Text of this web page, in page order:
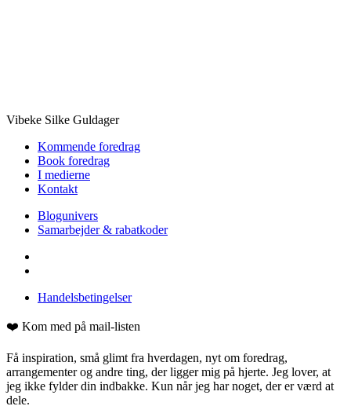
Vibeke Silke Guldager
Kommende foredrag
Book foredrag
I medierne
Kontakt
Blogunivers
Samarbejder & rabatkoder
Handelsbetingelser
❤️ Kom med på mail-listen
Få inspiration, små glimt fra hverdagen, nyt om foredrag,
arrangementer og andre ting, der ligger mig på hjerte. Jeg lover, at
jeg ikke fylder din indbakke. Kun når jeg har noget, der er værd at
dele.